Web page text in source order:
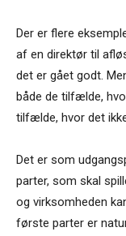
Der er flere
af en direktør til
det er gået godt.
både de tilfælde,
tilfælde, hvor det
Det er som
parter, som skal
og virksomheden
første parter er